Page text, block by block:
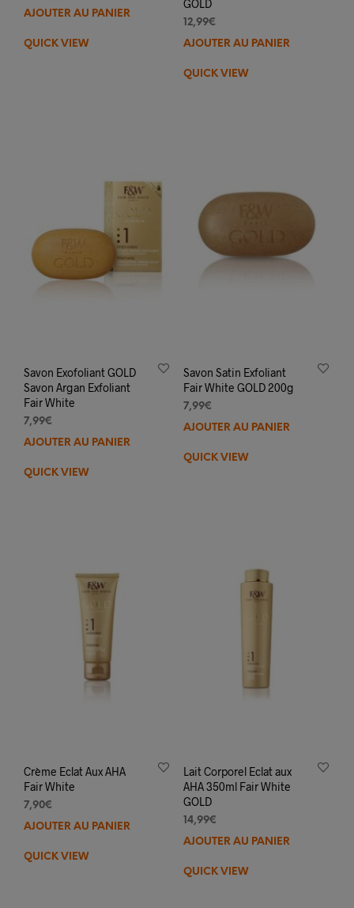
AJOUTER AU PANIER
QUICK VIEW
GOLD
12,99€
AJOUTER AU PANIER
QUICK VIEW
Savon Exofoliant GOLD
Savon Argan Exfoliant
Fair White
7,99€
AJOUTER AU PANIER
QUICK VIEW
Savon Satin Exfoliant
Fair White GOLD 200g
7,99€
AJOUTER AU PANIER
QUICK VIEW
Crème Eclat Aux AHA
Fair White
7,90€
AJOUTER AU PANIER
QUICK VIEW
Lait Corporel Eclat aux
AHA 350ml Fair White
GOLD
14,99€
AJOUTER AU PANIER
QUICK VIEW